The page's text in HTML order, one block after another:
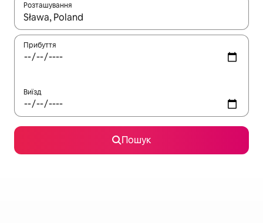
Розташування
Отримавши результати пошуку, використовуйте для
Прибуття
Виїзд
Пошук